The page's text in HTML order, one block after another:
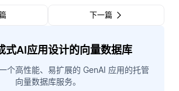
下一篇
式AI应用设计的向量数据库
个高性能、易扩展的 GenAI 应用的托管
向量数据库服务。